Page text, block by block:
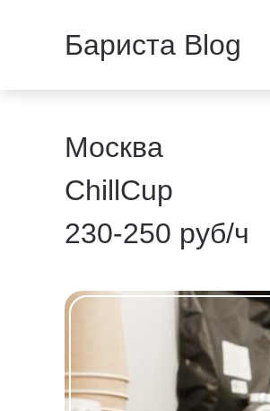
Бариста Blog
Москва
ChillCup
230-250 руб/ч